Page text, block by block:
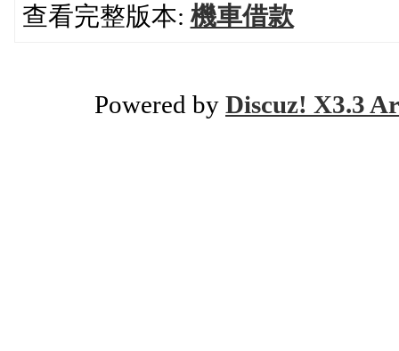
查看完整版本: 機車借款
Powered by Discuz! X3.3